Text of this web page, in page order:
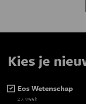
Kies je
Eos Wetenschap
2 x week